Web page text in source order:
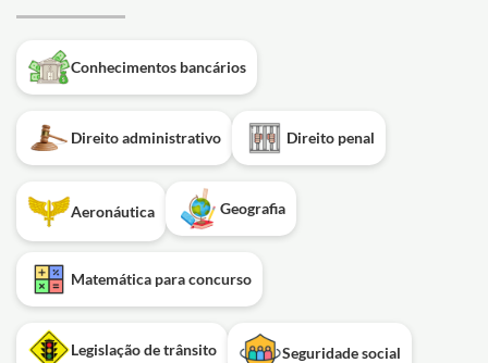
Conhecimentos bancários
Direito administrativo Direito penal
Aeronáutica Geografia
Matemática para concurso
Legislação de trânsito Seguridade social